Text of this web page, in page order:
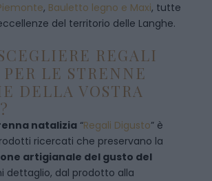
, Bauletto legno e Maxi, tutte
del territorio delle Langhe.
REGALI
LE STRENNE
DELLA VOSTRA
natalizia “Regali Digusto” è
ricercati che preservano la
artigianale del gusto del
dettaglio, dal prodotto alla